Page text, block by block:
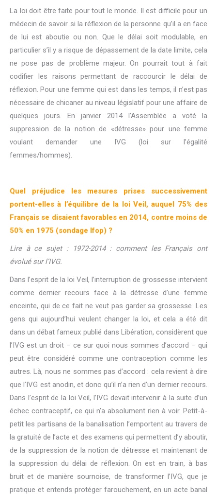
La loi doit être faite pour tout le monde. Il est difficile pour un
médecin de savoir si la réflexion de la personne qu’il a en face
de lui est aboutie ou non. Que le délai soit modulable, en
particulier s’il y a risque de dépassement de la date limite, cela
ne pose pas de problème majeur. On pourrait tout à fait
codifier les raisons permettant de raccourcir le délai de
réflexion. Pour une femme qui est dans les temps, il n’est pas
nécessaire de chicaner au niveau législatif pour une affaire de
quelques jours. En janvier 2014 l’Assemblée a voté la
suppression de la notion de «détresse» pour une femme
voulant demander une IVG (loi sur l’égalité
femmes/hommes).
Quel préjudice les mesures prises successivement
portent-elles à l’équilibre de la loi Veil, auquel 75% des
Français se disaient favorables en 2014, contre moins de
50% en 1975 (sondage Ifop) ?
Lire à ce sujet : 1972-2014 : comment les Français ont
évolué sur l’IVG.
Dans l’esprit de la loi Veil, l’interruption de grossesse intervient
comme dernier recours face à la détresse d’une femme
enceinte, qui de ce fait ne veut pas garder sa grossesse. Les
gens qui aujourd’hui veulent changer la loi, et cela a été dit
dans un débat fameux publié dans Libération, considèrent que
l’IVG est un droit – ce sur quoi nous sommes d’accord – qui
peut être considéré comme une contraception comme les
autres. Là, nous ne sommes pas d’accord : cela revient à dire
que l’IVG est anodin, et donc qu’il n’a rien d’un dernier recours.
Dans l’esprit de la loi Veil, l’IVG devait intervenir à la suite d’un
échec contraceptif, ce qui n’a absolument rien à voir. Petit-à-
petit les partisans de la banalisation l’emportent au travers de
la gratuité de l’acte et des examens qui permettent d’y aboutir,
de la suppression de la notion de détresse et maintenant de
la suppression du délai de réflexion. On est en train, à bas
bruit et de manière sournoise, de transformer l’IVG, que je
pratique et entends protéger farouchement, en un acte banal